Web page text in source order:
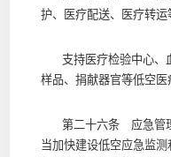
护、医疗配送、医疗转运
支持医疗检验中心、
样品、捐献器官等低空医
第二十六条 应急管理
当加快建设低空应急监